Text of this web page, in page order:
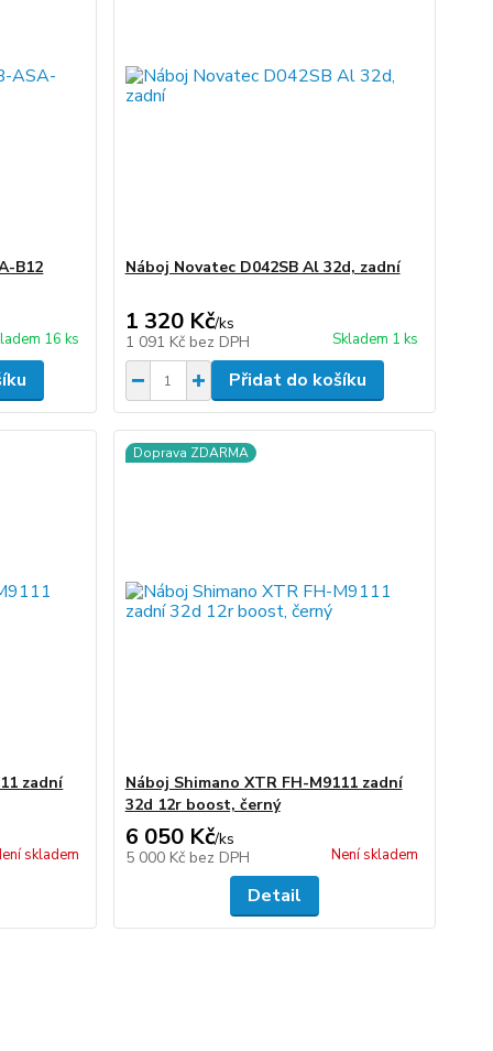
B12
16 ks
Náboj Novatec D042SB Al 32d, zadní
1 320 Kč/ks
1 091 Kč bez DPH Skladem 1 ks
Přidat do košíku
zadní
skladem
Doprava ZDARMA
Náboj Shimano XTR FH-M9111 zadní
32d 12r boost, černý
6 050 Kč/ks
5 000 Kč bez DPH Není skladem
Detail